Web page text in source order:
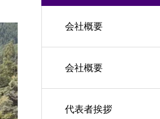
支援並びに調
ンサル
る南
会社概要
会社概要
代表者挨拶